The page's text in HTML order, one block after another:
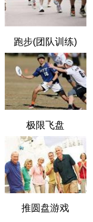
跑步(团队训练)
极限飞盘
推圆盘游戏